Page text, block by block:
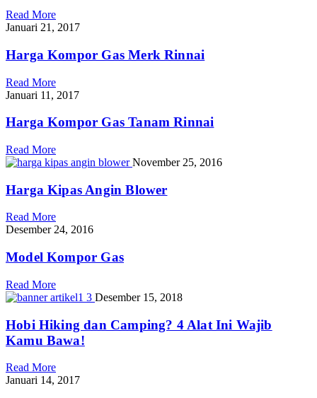
Read More
Januari 21, 2017
Harga Kompor Gas Merk Rinnai
Read More
Januari 11, 2017
Harga Kompor Gas Tanam Rinnai
Read More
November 25, 2016
Harga Kipas Angin Blower
Read More
Desember 24, 2016
Model Kompor Gas
Read More
Desember 15, 2018
Hobi Hiking dan Camping? 4 Alat Ini Wajib
Kamu Bawa!
Read More
Januari 14, 2017